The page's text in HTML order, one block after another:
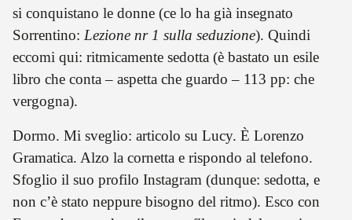
si conquistano le donne (ce lo ha già insegnato
Sorrentino: Lezione nr 1 sulla seduzione). Quindi
eccomi qui: ritmicamente sedotta (è bastato un esile
libro che conta – aspetta che guardo – 113 pp: che
vergogna).
Dormo. Mi sveglio: articolo su Lucy. È Lorenzo
Gramatica. Alzo la cornetta e rispondo al telefono.
Sfoglio il suo profilo Instagram (dunque: sedotta, e
non c’è stato neppure bisogno del ritmo). Esco con